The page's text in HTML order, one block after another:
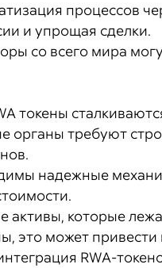
процессов
и упрощая сделки.
со всего мира
токены
органы требуют
надежные
активы, которые
это может привести
RWA-